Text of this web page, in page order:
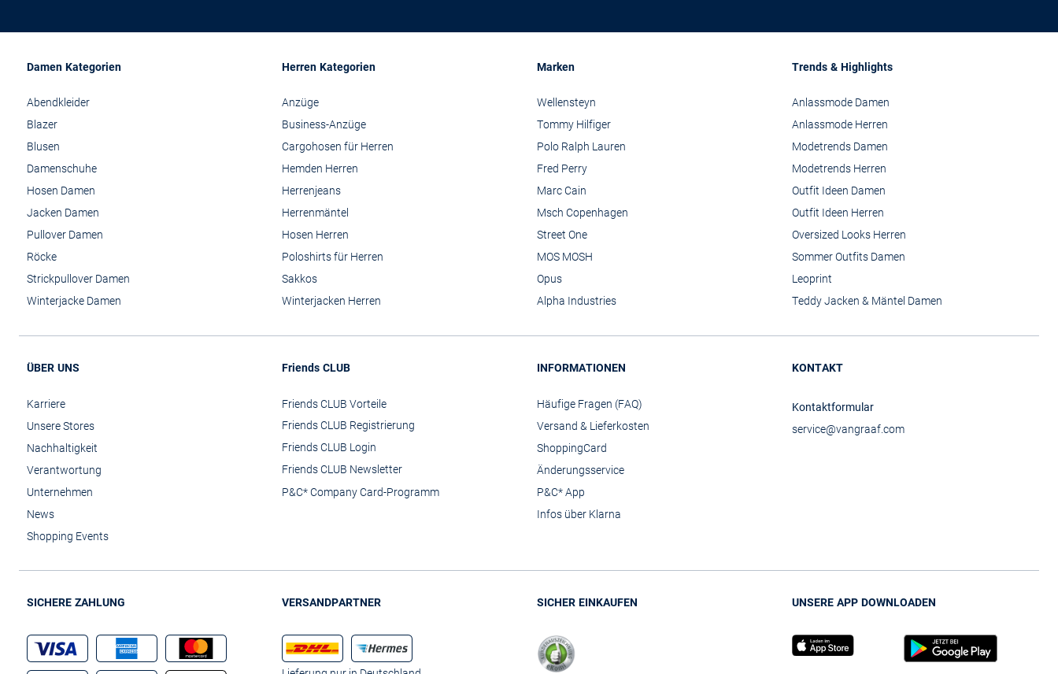
Damen Kategorien
Abendkleider
Blazer
Blusen
Damenschuhe
Hosen Damen
Jacken Damen
Pullover Damen
Röcke
Strickpullover Damen
Winterjacke Damen
Herren Kategorien
Anzüge
Business-Anzüge
Cargohosen für Herren
Hemden Herren
Herrenjeans
Herrenmäntel
Hosen Herren
Poloshirts für Herren
Sakkos
Winterjacken Herren
Marken
Wellensteyn
Tommy Hilfiger
Polo Ralph Lauren
Fred Perry
Marc Cain
Msch Copenhagen
Street One
MOS MOSH
Opus
Alpha Industries
Trends & Highlights
Anlassmode Damen
Anlassmode Herren
Modetrends Damen
Modetrends Herren
Outfit Ideen Damen
Outfit Ideen Herren
Oversized Looks Herren
Sommer Outfits Damen
Leoprint
Teddy Jacken & Mäntel Damen
ÜBER UNS
Karriere
Unsere Stores
Nachhaltigkeit
Verantwortung
Unternehmen
News
Shopping Events
Friends CLUB
Friends CLUB Vorteile
Friends CLUB Registrierung
Friends CLUB Login
Friends CLUB Newsletter
P&C* Company Card-Programm
INFORMATIONEN
Häufige Fragen (FAQ)
Versand & Lieferkosten
ShoppingCard
Änderungsservice
P&C* App
Infos über Klarna
KONTAKT
Kontaktformular
service@vangraaf.com
SICHERE ZAHLUNG VERSANDPARTNER SICHER EINKAUFEN UNSERE APP DOWNLOADEN